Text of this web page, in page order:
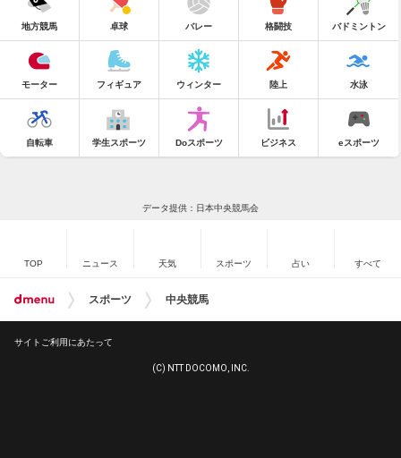
地方競馬 卓球 バレー 格闘技 バドミントン
モーター フィギュア ウィンター 陸上 水泳
自転車 学生スポーツ Doスポーツ ビジネス eスポーツ
データ提供：日本中央競馬会
TOP ニュース 天気 スポーツ 占い すべて
スポーツ 中央競馬
サイトご利用にあたって
(C) NTT DOCOMO, INC.